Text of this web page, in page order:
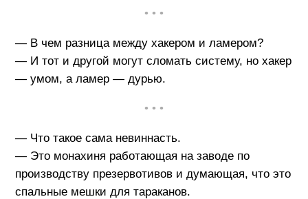
• • •
— В чем разница между хакером и ламером?
— И тот и другой могут сломать систему, но хакер
— умом, а ламер — дурью.
• • •
— Что такое сама невиннасть.
— Это монахиня работающая на заводе по
производству презервотивов и думающая, что это
спальные мешки для тараканов.